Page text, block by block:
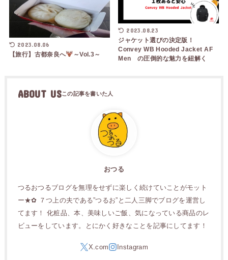
2023.08.06
【旅行】古都奈良へ ～Vol.3～
2023.08.23
ジャケット選びの決定版！
Convey WB Hooded Jacket AF
Men の圧倒的な魅力を紐解く
ABOUT US
おつる
つるおつるブログを無理をせずに楽しく続けていことがモット
ー★✿ ７つ上の夫である”つるお”と二人三脚でブログを運営し
てます！ 化粧品、本、美味しいご飯、気になっている商品のレ
ビューをしています。とにかく好きなことを記事にしてます！